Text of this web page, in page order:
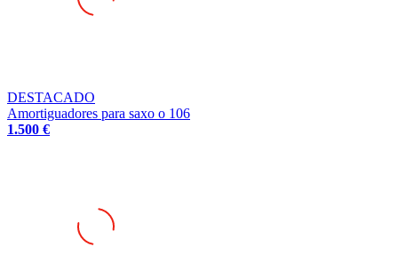
DESTACADO
Amortiguadores para saxo o 106
1.500 €